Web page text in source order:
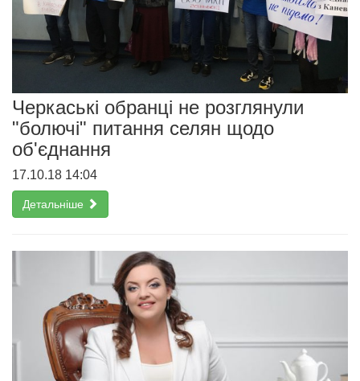
Черкаські обранці не розглянули
"болючі" питання селян щодо
об'єднання
17.10.18 14:04
Детальніше